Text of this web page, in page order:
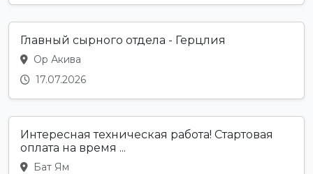
Главный сырного отдела - Герцлия
Ор Акива
17.07.2026
Интересная техническая работа! Стартовая
оплата на время ...
Бат Ям